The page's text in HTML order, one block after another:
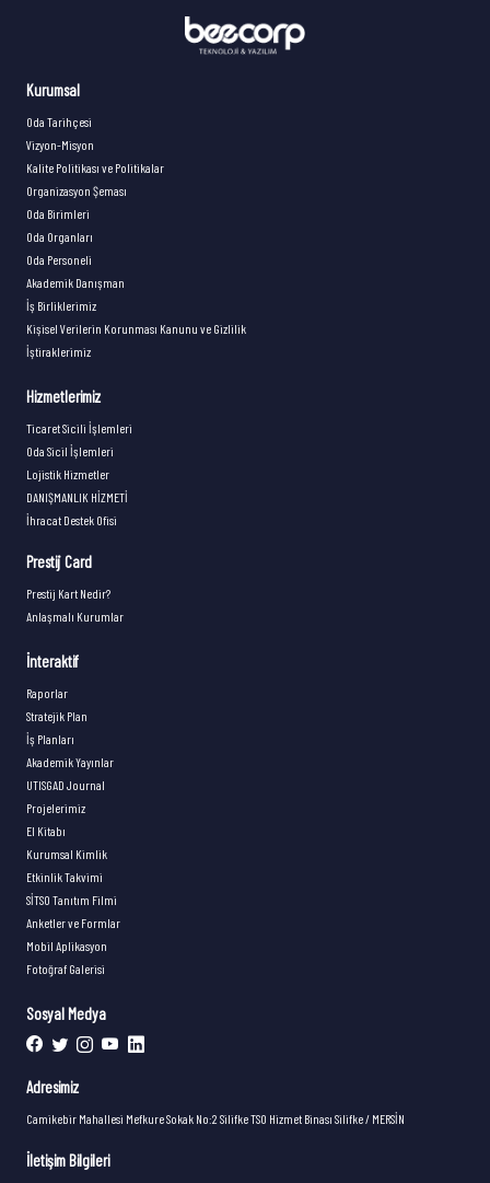
Kurumsal
Oda Tarihçesi
Vizyon-Misyon
Kalite Politikası ve Politikalar
Organizasyon Şeması
Oda Birimleri
Oda Organları
Oda Personeli
Akademik Danışman
İş Birliklerimiz
Kişisel Verilerin Korunması Kanunu ve Gizlilik
İştiraklerimiz
Hizmetlerimiz
Ticaret Sicili İşlemleri
Oda Sicil İşlemleri
Lojistik Hizmetler
DANIŞMANLIK HİZMETİ
İhracat Destek Ofisi
Prestij Card
Prestij Kart Nedir?
Anlaşmalı Kurumlar
İnteraktif
Raporlar
Stratejik Plan
İş Planları
Akademik Yayınlar
UTISGAD Journal
Projelerimiz
El Kitabı
Kurumsal Kimlik
Etkinlik Takvimi
SİTSO Tanıtım Filmi
Anketler ve Formlar
Mobil Aplikasyon
Fotoğraf Galerisi
Sosyal Medya
Adresimiz
Camikebir Mahallesi Mefkure Sokak No:2 Silifke TSO Hizmet Binası Silifke / MERSİN
İletişim Bilgileri